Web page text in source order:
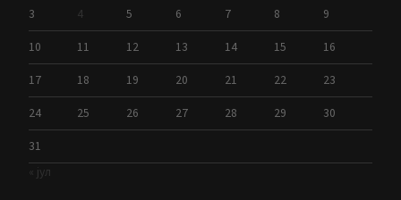
3 4 5 6 7 8 9
10 11 12 13 14 15 16
17 18 19 20 21 22 23
24 25 26 27 28 29 30
31
« јул